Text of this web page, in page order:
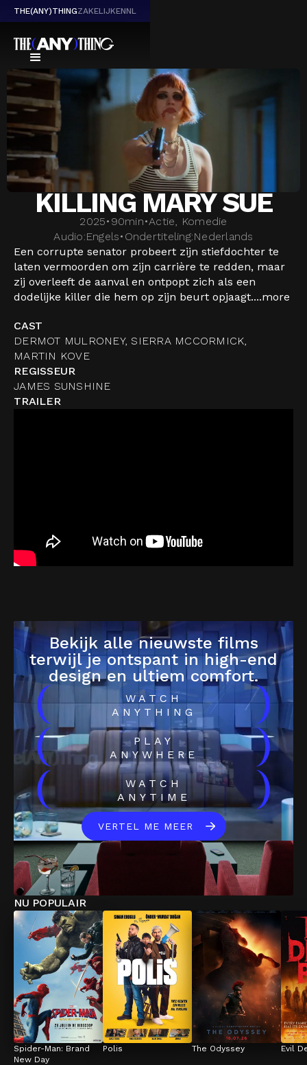
THE(ANY)THINGZAKELIJKENNL
KILLING MARY SUE
2025• 90min•Actie, Komedie
Audio:Engels• Ondertiteling:Nederlands
Een corrupte senator probeert zijn stiefdochter te
laten vermoorden om zijn carrière te redden, maar
zij overleeft de aanval en ontpopt zich als een
dodelijke killer die hem op zijn beurt opjaagt....more
CAST
DERMOT MULRONEY, SIERRA MCCORMICK,
MARTIN KOVE
REGISSEUR
JAMES SUNSHINE
TRAILER
Bekijk alle nieuwste films
terwijl je ontspant in high-end
design en ultiem comfort.
(
WATCH
ANYTHING
)
(
PLAY
ANYWHERE
)
(
WATCH
ANYTIME
)
VERTEL ME MEER
NU POPULAIR
Spider-Man: Brand
New Day
Polis The Odyssey Evil